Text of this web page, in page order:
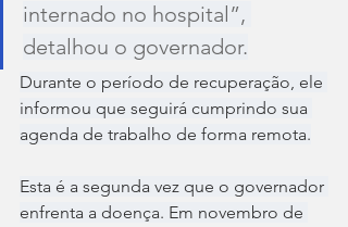
internado no hospital”,
detalhou o governador.
Durante o período de recuperação, ele
informou que seguirá cumprindo sua
agenda de trabalho de forma remota.
Esta é a segunda vez que o governador
enfrenta a doença. Em novembro de